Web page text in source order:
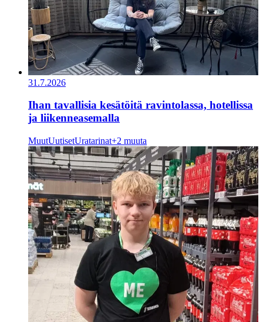
31.7.2026
Ihan tavallisia kesätöitä ravintolassa, hotellissa
ja liikenneasemalla
MuutUutisetUratarinat+2 muuta